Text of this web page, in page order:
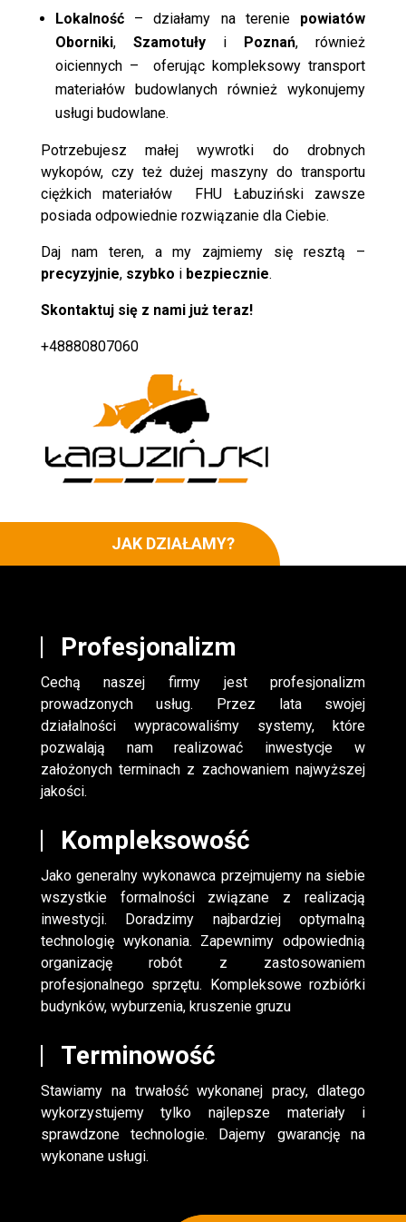
Lokalność– działamy na terenie powiatów
Oborniki, Szamotułyi Poznań, również
oiciennych – oferując kompleksowy transport
materiałów budowlanych również wykonujemy
usługi budowlane.
Potrzebujesz małej wywrotki do drobnych
wykopów, czy też dużej maszyny do transportu
ciężkich materiałów FHU Łabuziński zawsze
posiada odpowiednie rozwiązanie dla Ciebie.
Daj nam teren, a my zajmiemy się resztą –
precyzyjnie, szybko i bezpiecznie.
Skontaktuj się z nami już teraz!
+48880807060
JAK DZIAŁAMY?
Profesjonalizm
Cechą naszej firmy jest profesjonalizm
prowadzonych usług. Przez lata swojej
działalności wypracowaliśmy systemy, które
pozwalają nam realizować inwestycje w
założonych terminach z zachowaniem najwyższej
jakości.
Kompleksowość
Jako generalny wykonawca przejmujemy na siebie
wszystkie formalności związane z realizacją
inwestycji. Doradzimy najbardziej optymalną
technologię wykonania. Zapewnimy odpowiednią
organizację robót z zastosowaniem
profesjonalnego sprzętu. Kompleksowe rozbiórki
budynków, wyburzenia, kruszenie gruzu
Terminowość
Stawiamy na trwałość wykonanej pracy, dlatego
wykorzystujemy tylko najlepsze materiały i
sprawdzone technologie. Dajemy gwarancję na
wykonane usługi.